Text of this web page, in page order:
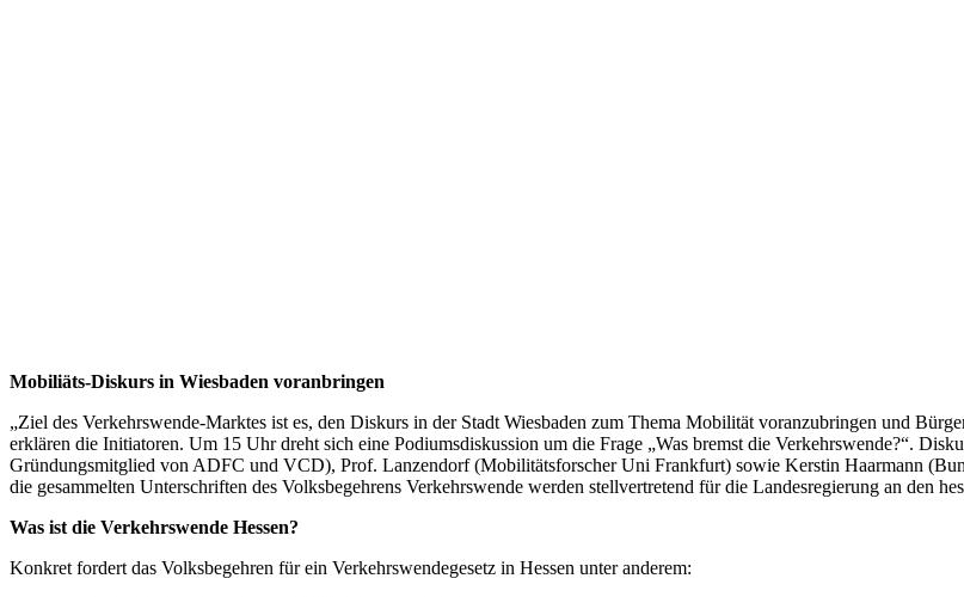
Mobiliäts-Diskurs in Wiesbaden voranbringen
„Ziel des Verkehrswende-Marktes ist es, den Diskurs in der Stadt Wiesbaden zum Thema Mobilität voranzubringen und
erklären die Initiatoren. Um 15 Uhr dreht sich eine Podiumsdiskussion um die Frage „Was bremst die Verkehrswende?“.
Gründungsmitglied von ADFC und VCD), Prof. Lanzendorf (Mobilitätsforscher Uni Frankfurt) sowie Kerstin Haarmann
die gesammelten Unterschriften des Volksbegehrens Verkehrswende werden stellvertretend für die Landesregierung an den
Was ist die Verkehrswende Hessen?
Konkret fordert das Volksbegehren für ein Verkehrswendegesetz in Hessen unter anderem: